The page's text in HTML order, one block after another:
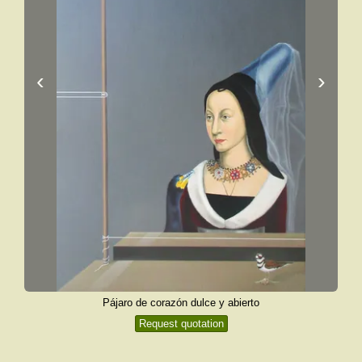
‹ ›
Pájaro de corazón dulce y abierto
Request quotation